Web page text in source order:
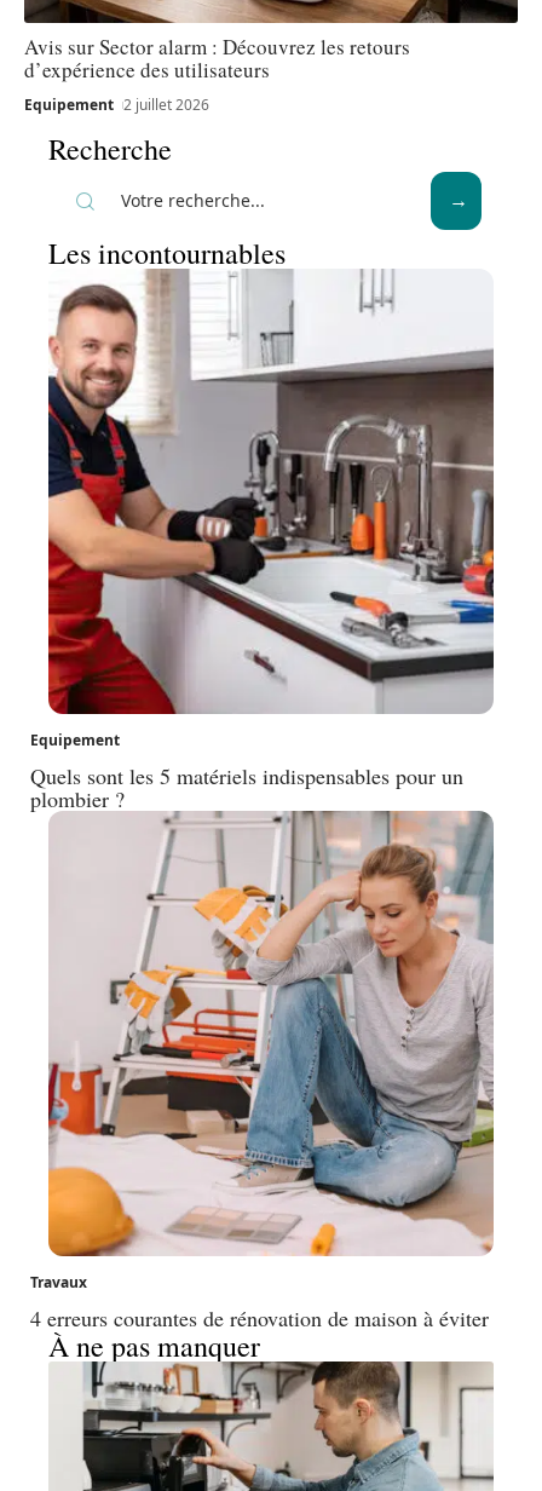
Avis sur Sector alarm : Découvrez les retours
d’expérience des utilisateurs
Equipement 2 juillet 2026
Recherche
Les incontournables
Equipement
Quels sont les 5 matériels indispensables pour un
plombier ?
Travaux
4 erreurs courantes de rénovation de maison à éviter
À ne pas manquer